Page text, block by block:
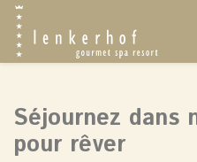
Séjournez dans
pour rêver